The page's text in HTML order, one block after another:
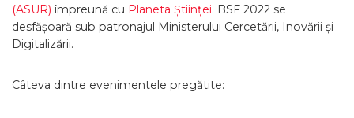
(ASUR) împreună cu Planeta Științei. BSF 2022 se
desfășoară sub patronajul Ministerului Cercetării, Inovării și
Digitalizării.
Câteva dintre evenimentele pregătite: